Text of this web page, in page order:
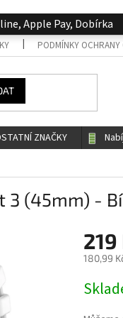
Apple Pay, Dobírka
PODMÍNKY OCHRANY
ZNAČKY
3 (45mm) -
219
180,99
cena: